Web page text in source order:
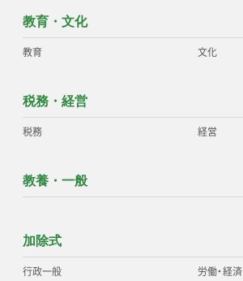
教育・文化
教育 文化
税務・経営
税務 経営
教養・一般
加除式
行政一般
労働・経済